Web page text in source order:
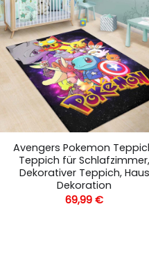
Avengers Pokemon
Teppich für Schlafzimmer,
Dekorativer Teppich, Haus
Dekoration
69,99€